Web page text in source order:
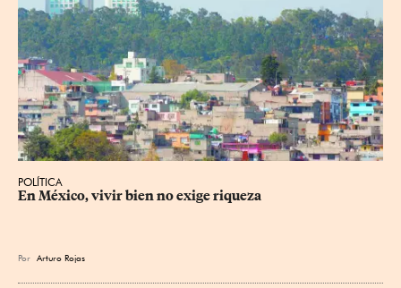
POLÍTICA
En México, vivir bien no exige riqueza
Por Arturo Rojas